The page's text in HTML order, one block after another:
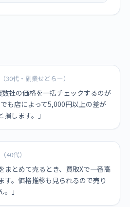
30代・副業せどらー）
数社の価格を一括チェックするのが
も店によって5,000円以上の差が
します。」
40代）
まとめて売るとき、買取Xで一番高
す。価格推移も見られるので売り
」